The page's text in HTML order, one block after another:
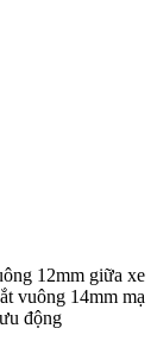
12mm giữa xe
vuông 14mm mạ
động